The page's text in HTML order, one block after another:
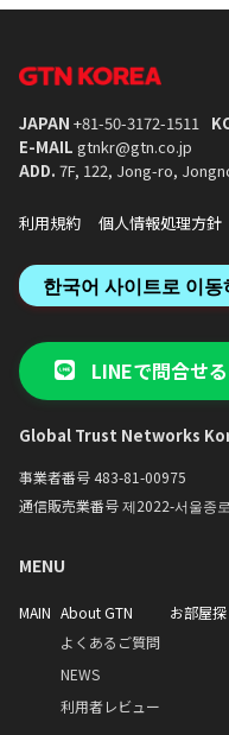
JAPAN +81-50-3172-1511
E-MAIL gtnkr@gtn.co.jp
ADD. 7F, 122, Jong-ro,
利用規約 個人情報処理方針
한국어 사이트로 이동
LINEで問合せる
Global Trust Networks
事業者番号 483-81-00975
通信販売業番号 제2022-서울종
MENU
MAIN About GTN
よくあるご質問
NEWS
利用者レビュー
お部屋